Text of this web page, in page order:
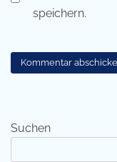
speichern.
Suchen